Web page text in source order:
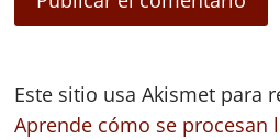
Este sitio usa Akismet para
Aprende cómo se procesan